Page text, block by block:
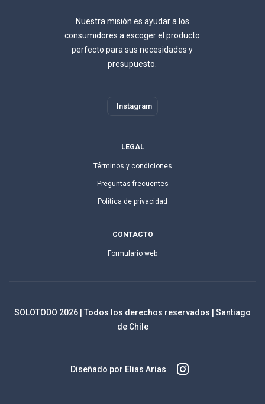
Nuestra misión es ayudar a los
consumidores a escoger el producto
perfecto para sus necesidades y
presupuesto.
Instagram
LEGAL
Términos y condiciones
Preguntas frecuentes
Política de privacidad
CONTACTO
Formulario web
SOLOTODO 2026 | Todos los derechos reservados | Santiago
de Chile
Diseñado por Elias Arias